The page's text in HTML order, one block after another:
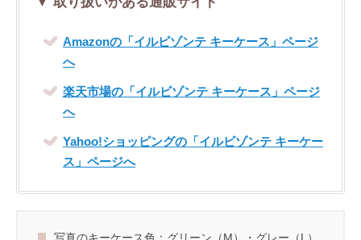
Amazonの「イルビゾンテ キーケース」ページ
へ
楽天市場の「イルビゾンテ キーケース」ページ
へ
Yahoo!ショッピングの「イルビゾンテ キーケー
ス」ページへ